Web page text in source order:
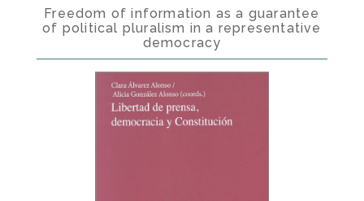
Freedom of information as a guarantee
of political pluralism in a representative
democracy